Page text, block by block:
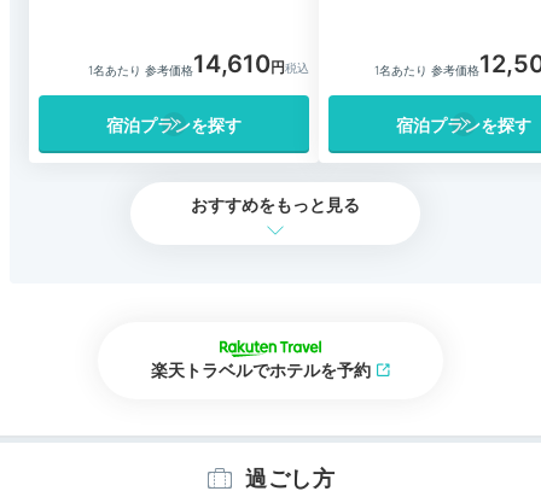
1名あたり 参考価格14,610
宿泊プランを探す
1名あたり 参考価格
宿泊プランを探す
おすすめをもっと見る
楽天トラベルでホテルを予約
過ごし方